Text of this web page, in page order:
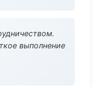
выполнение